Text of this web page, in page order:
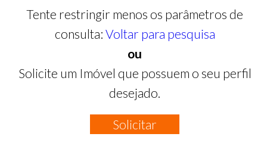
Tente restringir menos os parâmetros de
consulta: Voltar para pesquisa
ou
Solicite um Imóvel que possuem o seu perfil
desejado.
Solicitar